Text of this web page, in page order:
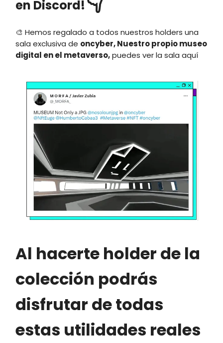
en Discord!
🎨 Hemos regalado a todos nuestros holders una
sala exclusiva de oncyber, Nuestro propio museo
digital en el metaverso,puedes ver la sala aquí
Al hacerte holder de la
colección podrás
disfrutar de todas
estas utilidades reales